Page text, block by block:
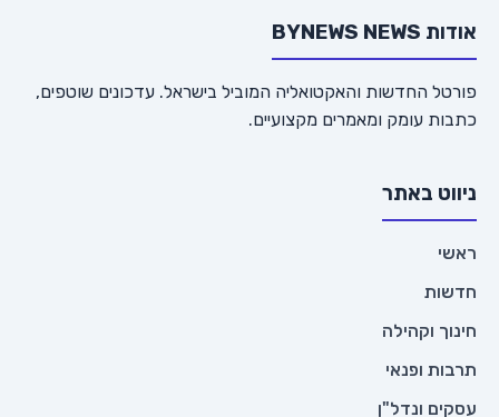
אודות BYNEWS NEWS
פורטל החדשות והאקטואליה המוביל בישראל. עדכונים שוטפים,
כתבות עומק ומאמרים מקצועיים.
ניווט באתר
ראשי
חדשות
חינוך וקהילה
תרבות ופנאי
עסקים ונדל"ן